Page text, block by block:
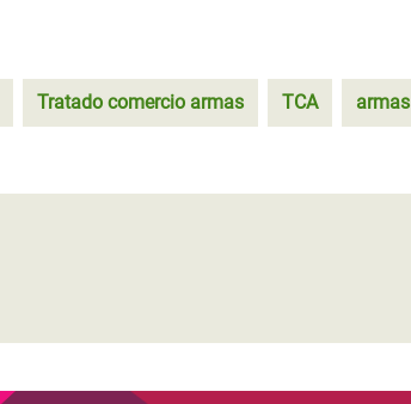
Tratado comercio armas TCA armas